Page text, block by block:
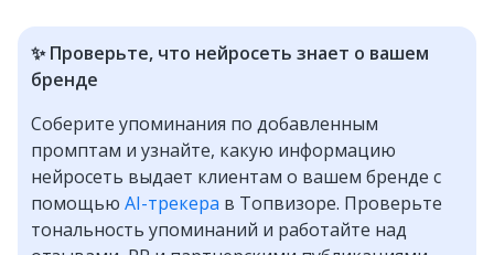
✨ Проверьте, что нейросеть знает о вашем
бренде
Соберите упоминания по добавленным
промптам и узнайте, какую информацию
нейросеть выдает клиентам о вашем бренде с
помощью AI-трекера в Топвизоре. Проверьте
тональность упоминаний и работайте над